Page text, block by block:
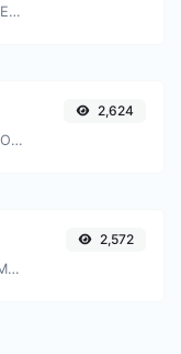
轻松将GIF图像文件转换为WEBP。
轻松将GIF图像文件转换为ICO。
2,624
轻松将GIF图像文件转换为BMP。
2,572